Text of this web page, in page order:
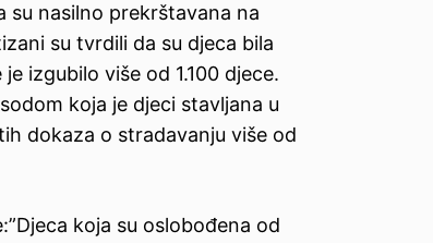
su nasilno prekrštavana na
su tvrdili da su djeca bila
izgubilo više od 1.100 djece.
koja je djeci stavljana u
dokaza o stradavanju više od
koja su oslobođena od